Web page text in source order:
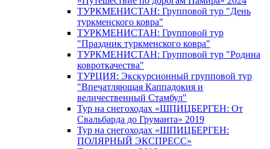
ТУРКМЕНИСТАН: Групповой тур "День
туркменского ковра"
ТУРКМЕНИСТАН: Групповой тур
"Праздник туркменского ковра"
ТУРКМЕНИСТАН: Групповой тур "Родина
ковроткачества"
ТУРЦИЯ: Экскурсионный групповой тур
"Впечатляющая Каппадокия и
величественный Стамбул"
Тур на снегоходах «ШПИЦБЕРГЕН: От
Свальбарда до Груманта» 2019
Тур на снегоходах «ШПИЦБЕРГЕН:
ПОЛЯРНЫЙ ЭКСПРЕСС»